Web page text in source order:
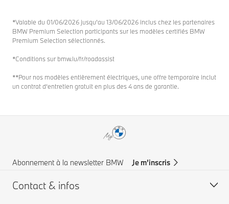
*Valable du 01/06/2026 jusqu’au 13/06/2026 inclus chez les partenaires
BMW Premium Selection participants sur les modèles certifiés BMW
Premium Selection sélectionnés.
*Conditions sur bmw.lu/fr/roadassist
**Pour nos modèles entièrement électriques, une offre temporaire inclut
un contrat d‘entretien gratuit en plus des 4 ans de garantie.
Abonnement à la newsletter BMW Je m’inscris
Contact & infos